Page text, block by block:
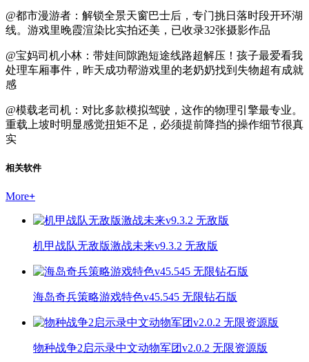
@都市漫游者：解锁全景天窗巴士后，专门挑日落时段开环湖
线。游戏里晚霞渲染比实拍还美，已收录32张摄影作品
@宝妈司机小林：带娃间隙跑短途线路超解压！孩子最爱看我
处理车厢事件，昨天成功帮游戏里的老奶奶找到失物超有成就
感
@模载老司机：对比多款模拟驾驶，这作的物理引擎最专业。
重载上坡时明显感觉扭矩不足，必须提前降挡的操作细节很真
实
相关软件
More+
机甲战队无敌版激战未来v9.3.2 无敌版
海岛奇兵策略游戏特色v45.545 无限钻石版
物种战争2启示录中文动物军团v2.0.2 无限资源版